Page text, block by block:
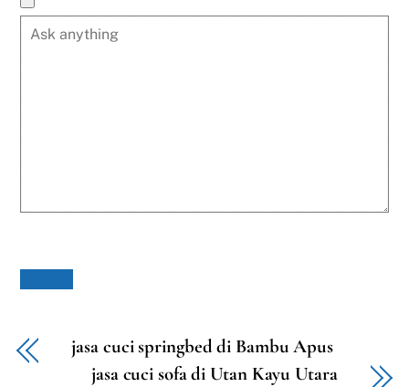
jasa cuci springbed di Bambu Apus
jasa cuci sofa di Utan Kayu Utara